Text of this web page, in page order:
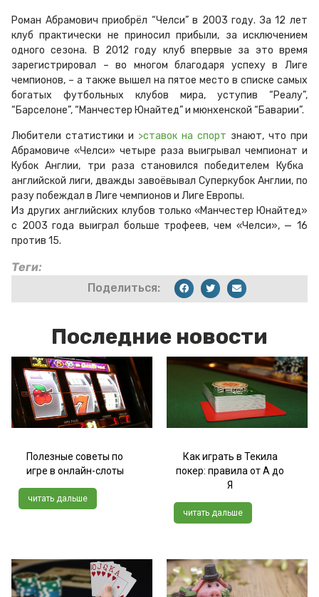
Роман Абрамович приобрёл “Челси” в 2003 году. За 12 лет
клуб практически не приносил прибыли, за исключением
одного сезона. В 2012 году клуб впервые за это время
зарегистрировал – во многом благодаря успеху в Лиге
чемпионов, – а также вышел на пятое место в списке самых
богатых футбольных клубов мира, уступив “Реалу”,
“Барселоне”, “Манчестер Юнайтед” и мюнхенской “Баварии”.
Любители статистики и >ставок на спорт знают, что при
Абрамовиче «Челси» четыре раза выигрывал чемпионат и
Кубок Англии, три раза становился победителем Кубка
английской лиги, дважды завоёвывал Суперкубок Англии, по
разу побеждал в Лиге чемпионов и Лиге Европы.
Из других английских клубов только «Манчестер Юнайтед»
с 2003 года выиграл больше трофеев, чем «Челси», — 16
против 15.
Теги:
Поделиться:
Последние новости
Полезные советы по
игре в онлайн-слоты
читать дальше
Как играть в Текила
покер: правила от А до
Я
читать дальше